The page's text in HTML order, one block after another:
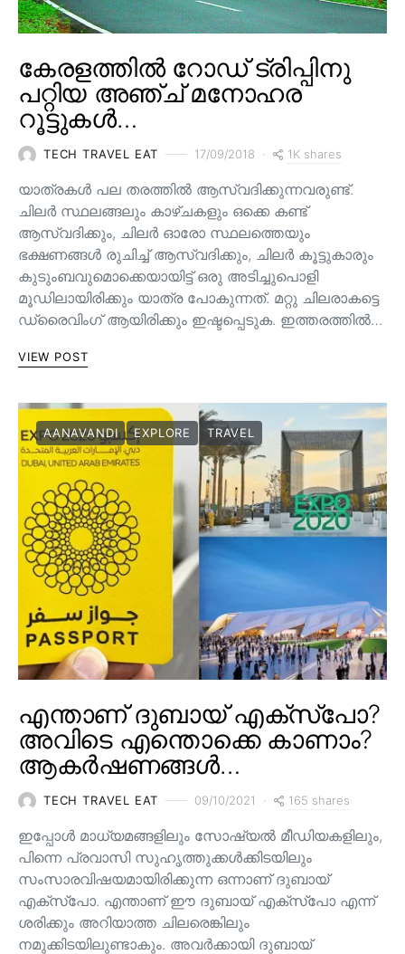
കേരളത്തിൽ റോഡ് ട്രിപ്പിനു
പറ്റിയ അഞ്ച് മനോഹര
റൂട്ടുകൾ…
TECH TRAVEL EAT 17/09/2018 1K shares
യാത്രകൾ പല തരത്തിൽ ആസ്വദിക്കുന്നവരുണ്ട്.
ചിലർ സ്ഥലങ്ങലും കാഴ്ചകളും ഒക്കെ കണ്ട്
ആസ്വദിക്കും, ചിലർ ഓരോ സ്ഥലത്തെയും
ഭക്ഷണങ്ങൾ രുചിച്ച് ആസ്വദിക്കും, ചിലർ കൂട്ടുകാരും
കുടുംബവുമൊക്കെയായിട്ട് ഒരു അടിച്ചുപൊളി
മൂഡിലായിരിക്കും യാത്ര പോകുന്നത്. മറ്റു ചിലരാകട്ടെ
ഡ്രൈവിംഗ് ആയിരിക്കും ഇഷ്ടപ്പെടുക. ഇത്തരത്തിൽ…
VIEW POST
AANAVANDI EXPLORE TRAVEL
എന്താണ് ദുബായ് എക്സ്പോ?
അവിടെ എന്തൊക്കെ കാണാം?
ആകർഷണങ്ങൾ…
TECH TRAVEL EAT 09/10/2021 165 shares
ഇപ്പോൾ മാധ്യമങ്ങളിലും സോഷ്യൽ മീഡിയകളിലും,
പിന്നെ പ്രവാസി സുഹൃത്തുക്കൾക്കിടയിലും
സംസാരവിഷയമായിരിക്കുന്ന ഒന്നാണ് ദുബായ്
എക്സ്പോ. എന്താണ് ഈ ദുബായ് എക്സ്പോ എന്ന്
ശരിക്കും അറിയാത്ത ചിലരെങ്കിലും
നമുക്കിടയിലുണ്ടാകും. അവർക്കായി ദുബായ്